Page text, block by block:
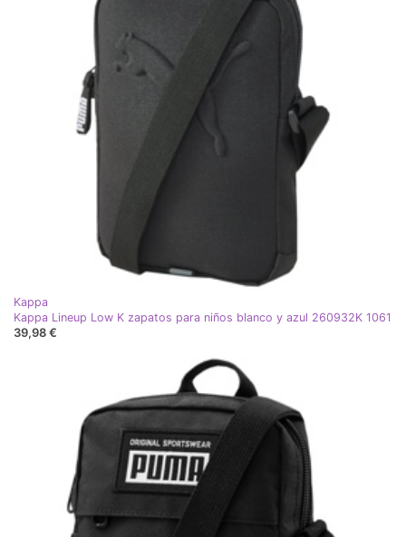
Kappa
Kappa Lineup Low K zapatos para niños blanco y azul 260932K 1061
39,98 €